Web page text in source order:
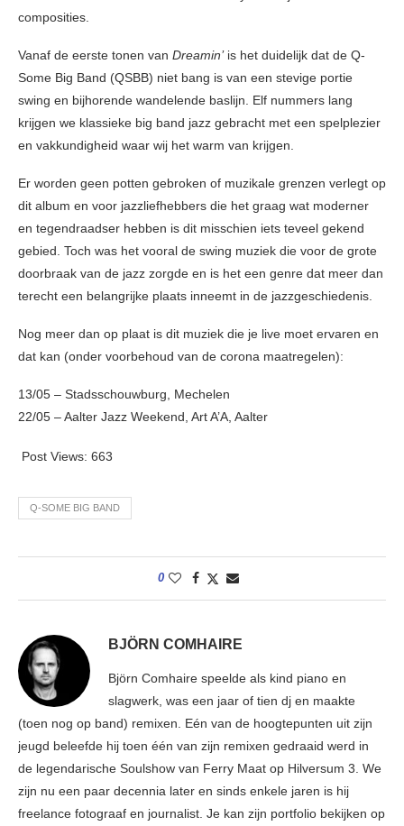
composities.
Vanaf de eerste tonen van Dreamin’is het duidelijk dat de Q-
Some Big Band (QSBB) niet bang is van een stevige portie
swing en bijhorende wandelende baslijn. Elf nummers lang
krijgen we klassieke big band jazz gebracht met een spelplezier
en vakkundigheid waar wij het warm van krijgen.
Er worden geen potten gebroken of muzikale grenzen verlegt op
dit album en voor jazzliefhebbers die het graag wat moderner
en tegendraadser hebben is dit misschien iets teveel gekend
gebied. Toch was het vooral de swing muziek die voor de grote
doorbraak van de jazz zorgde en is het een genre dat meer dan
terecht een belangrijke plaats inneemt in de jazzgeschiedenis.
Nog meer dan op plaat is dit muziek die je live moet ervaren en
dat kan (onder voorbehoud van de corona maatregelen):
13/05 – Stadsschouwburg, Mechelen
22/05 – Aalter Jazz Weekend, Art A’A, Aalter
Post Views: 663
Q-SOME BIG BAND
0
BJÖRN COMHAIRE
Björn Comhaire speelde als kind piano en
slagwerk, was een jaar of tien dj en maakte
(toen nog op band) remixen. Eén van de hoogtepunten uit zijn
jeugd beleefde hij toen één van zijn remixen gedraaid werd in
de legendarische Soulshow van Ferry Maat op Hilversum 3. We
zijn nu een paar decennia later en sinds enkele jaren is hij
freelance fotograaf en journalist. Je kan zijn portfolio bekijken op